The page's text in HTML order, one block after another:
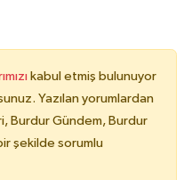
kabul etmiş bulunuyor
Yazılan yorumlardan
Burdur Gündem, Burdur
şekilde sorumlu